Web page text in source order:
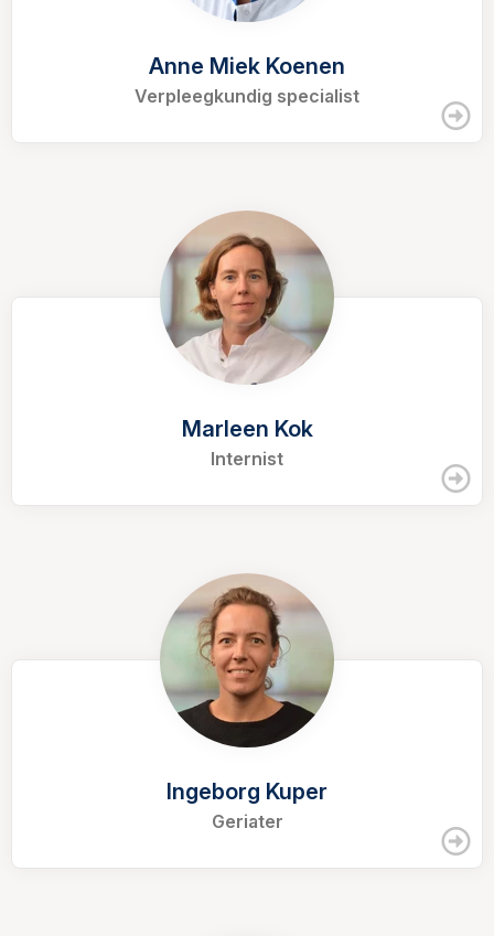
Anne Miek Koenen
Verpleegkundig specialist
Marleen Kok
Internist
Ingeborg Kuper
Geriater